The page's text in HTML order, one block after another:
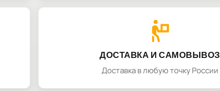
ДОСТАВКА И САМОВЫВОЗ
Доставка в любую точку России